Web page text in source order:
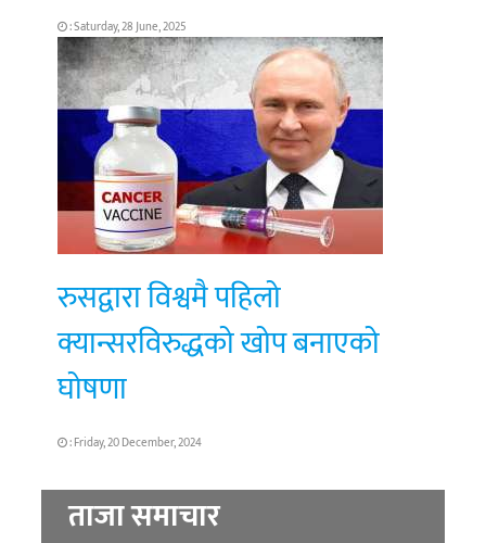
: Saturday, 28 June, 2025
रुसद्वारा विश्वमै पहिलो
क्यान्सरविरुद्धको खोप बनाएको
घोषणा
: Friday, 20 December, 2024
ताजा समाचार